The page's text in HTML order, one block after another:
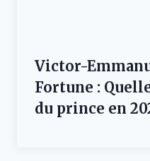
Victor-
Fortune :
du prince en